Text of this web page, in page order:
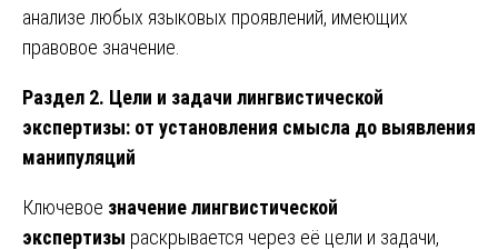
анализе любых языковых проявлений, имеющих
правовое значение.
Раздел 2. Цели и задачи лингвистической
экспертизы: от установления смысла до выявления
манипуляций
Ключевое значение лингвистической
экспертизы раскрывается через её цели и задачи,